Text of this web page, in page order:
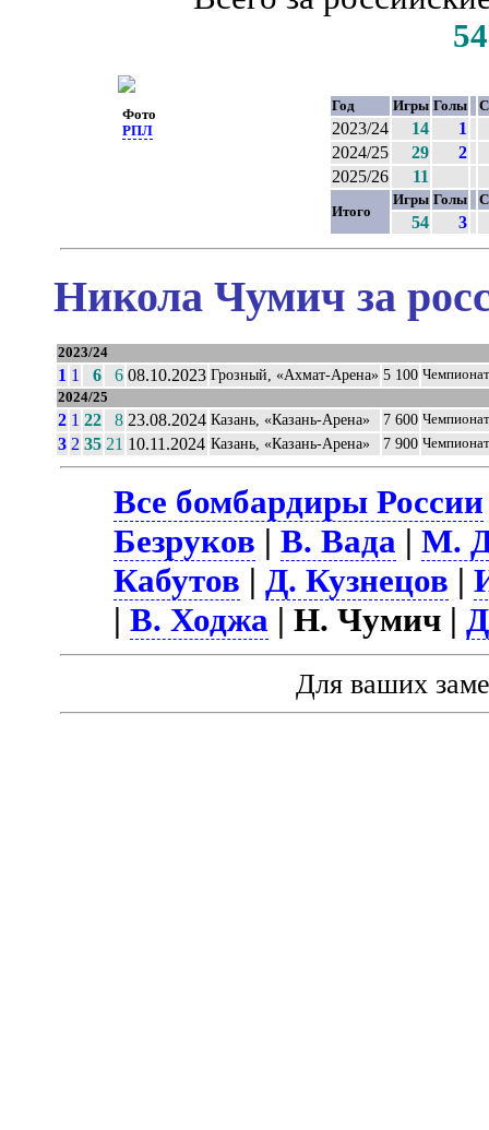
Фото
РПЛ
54
Год Игры Голы
2023/24 14
1
2024/25
29
2
2025/26
11
Итого
Игры Голы
54 3
Никола Чумич за
2023/24
1 1 6 6 08.10.2023 Грозный, «Ахмат-Арена» 5 100 Чемпионат
2024/25
2 1 22 8 23.08.2024 Казань, «Казань-Арена» 7 600 Чемпионат
3 2 35 21 10.11.2024 Казань, «Казань-Арена» 7 900 Чемпионат
Все бомбардиры России
Безруков |В. Вада |М.
Кабутов |Д. Кузнецов |
|В. Ходжа | Н. Чумич |
Для ваших